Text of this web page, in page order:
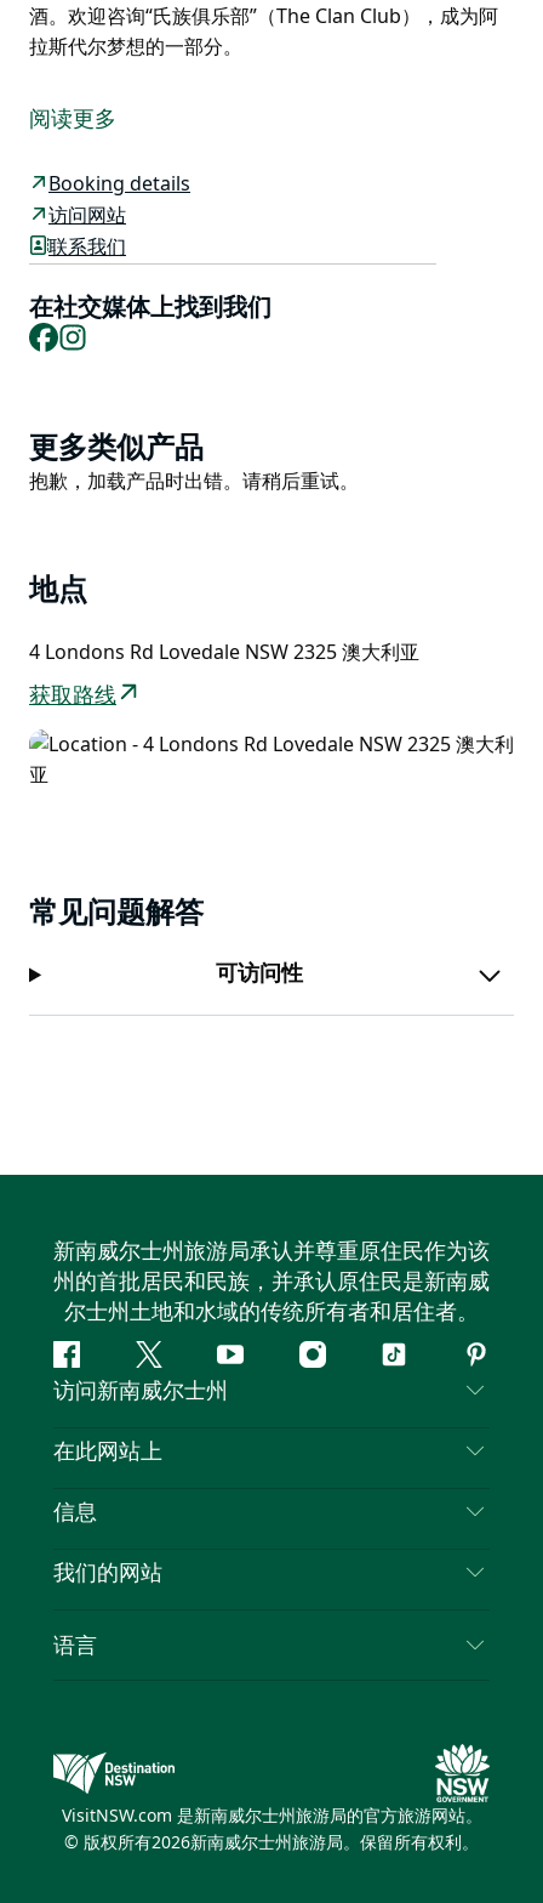
酒。欢迎咨询“氏族俱乐部”（The Clan Club），成为阿
拉斯代尔梦想的一部分。
兰（Alasdair Sutherland）于1995年末在猎人谷创立。
当时，他在一片树龄20年的优质葡萄园上建造了一座小
阿拉斯代尔是苏格兰人，他的苏格兰血统体现在酒庄的名
字“卡珀凯利”（Capercaillie）中。“卡珀凯利”是盖尔语中
对苏格兰松林特有的黑松鸡的称呼。
酒庄成立二十多年来，卡珀凯利酒庄在国内外市场都建立
了稳固的客户群，并凭借众多获奖葡萄酒赢得了优质生产
友好的员工将为您详细介绍我们的优质葡萄酒。欢迎咨询
“氏族俱乐部”（The Clan Club），成为阿拉斯代尔梦想
阅读更多
Booking details
访问网站
联系我们
在社交媒体上找到我们
Facebook
Product
List
更多类似产品
Product
抱歉，加载产品时出错。请稍后重试。
地点
4 Londons Rd Lovedale NSW 2325 澳大利亚
获取路线
常见问题解答
可访问性
新南威尔士州旅游局承认并尊重原住民作为该
州的首批居民和民族，并承认原住民是新南威
尔士州土地和水域的传统所有者和居住者。
Facebook叽
叽
喳
YouTubeInstagram
抖
访问新南威尔士州
联系我们
隐私
Cookie 通知
在此网站上
目的地
新南威尔士州公路旅行
活动
信息
旅行信息
新南威尔士州的商业
我们的网站
新南威尔士州旅游局媒体中心
缤纷悉尼灯光音乐节
语言
VisitNSW.com 是新南威尔士州旅游局的官方旅游网站。
© 版权所有2026新南威尔士州旅游局。保留所有权利。